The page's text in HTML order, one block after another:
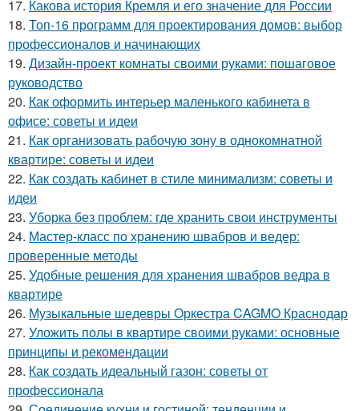
17. Какова история Кремля и его значение для России
18. Топ-16 программ для проектирования домов: выбор
профессионалов и начинающих
19. Дизайн-проект комнаты своими руками: пошаговое
руководство
20. Как оформить интерьер маленького кабинета в
офисе: советы и идеи
21. Как организовать рабочую зону в однокомнатной
квартире: советы и идеи
22. Как создать кабинет в стиле минимализм: советы и
идеи
23. Уборка без проблем: где хранить свои инструменты
24. Мастер-класс по хранению швабров и ведер:
проверенные методы
25. Удобные решения для хранения швабров ведра в
квартире
26. Музыкальные шедевры Оркестра CAGMO Краснодар
27. Уложить полы в квартире своими руками: основные
принципы и рекомендации
28. Как создать идеальный газон: советы от
профессионала